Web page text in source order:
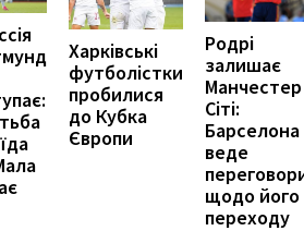
Харківські
футболістки
пробилися
до Кубка
Європи
Родрі
залишає
Манчестер
Сіті:
Барселона
веде
щодо його
переходу